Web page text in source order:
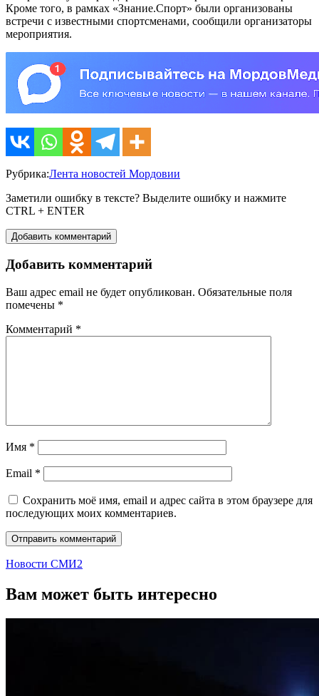
Кроме того, в рамках «Знание.Спорт» были организованы
встречи с известными спортсменами, сообщили организаторы
мероприятия.
Рубрика:Лента новостей Мордовии
Заметили ошибку в тексте? Выделите ошибку и нажмите
CTRL + ENTER
Добавить комментарий
Добавить комментарий
Ваш адрес email не будет опубликован. Обязательные поля
помечены *
Комментарий *
Имя *
Email *
Сохранить моё имя, email и адрес сайта в этом браузере для
последующих моих комментариев.
Новости СМИ2
Вам может быть интересно